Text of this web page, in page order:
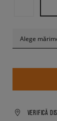
Alege
VERIFICĂ